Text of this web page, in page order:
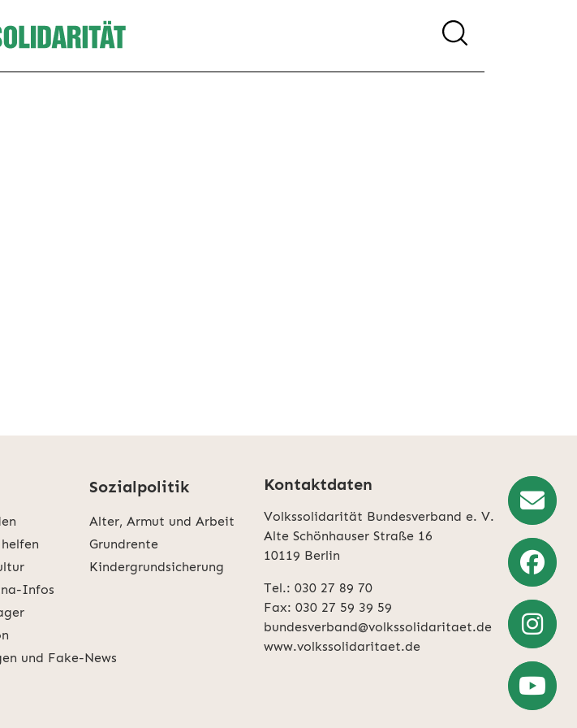
Infos
und Fake-News
Sozialpolitik
Alter, Armut und Arbeit
Grundrente
Kindergrundsicherung
Kontaktdaten
Volkssolidarität Bundesverband e. V.
Alte Schönhauser Straße 16
10119 Berlin
Tel.: 030 27 89 70
Fax: 030 27 59 39 59
bundesverband@volkssolidaritaet.de
www.volkssolidaritaet.de
Weiter
zu
Facebook
Weiter
zu